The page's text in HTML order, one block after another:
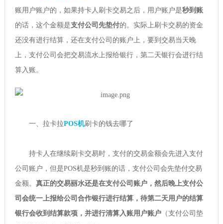
账用户账户的，如果持卡人刷卡交易之后，用户账户是秒到账
的话，这个金额是支付公司先垫付的。实际上刷卡交易的资金
还没有进行结算，还在支付公司的账户上，要到交易当天晚
上，支付公司会把交易流水上报给银行，第二天银行会进行结
算入账。
一、拉卡拉POS机刷卡的钱去哪了
持卡人在继续刷卡交易时，支付的交易金额会先进入支付
公司账户，但是POS机是秒到账的话，支付公司会先垫付交易
金额。 真正的交易丽水还是在支付公司账户，然后晚上支付公
司会统一上报给公司合作银行进行结算，待第二天用户的结算
银行会收到结算款项，并进行清算入账用户账户（支付公司垫